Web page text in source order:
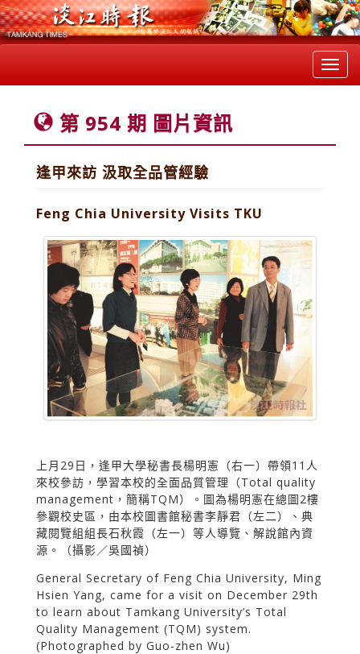
第 954 期 圖片資訊
逢甲來訪 汲取全品管經驗
Feng Chia University Visits TKU
上月29日，逢甲大學秘書長楊明憲（右一）帶領11人
來校參訪，學習本校的全面品質管理（Total quality
management，簡稱TQM）。圖為楊明憲在總圖2樓
參觀校史區，由本校圖書館秘書李靜君（左二）、典
藏閱覽組組長石秋霞（左一）等人導覽、解說館內資
源。（攝影／吳國禎）
General Secretary of Feng Chia University, Ming
Hsien Yang, came for a visit on December 29th
to learn about Tamkang University’s Total
Quality Management (TQM) system.
(Photographed by Guo-zhen Wu)